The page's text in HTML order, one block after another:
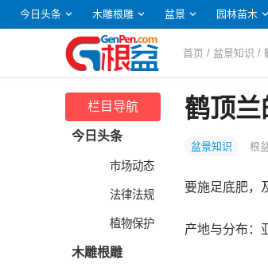
今日头条 木雕根雕 盆景 园林苗木
首页 / 盆景知识 /
栏目导航
今日头条
市场动态
法律法规
植物保护
木雕根雕
鹤顶
盆景知识 根
要施足底肥，
产地与分布：